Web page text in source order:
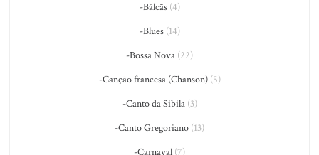
-Bálcãs(4)
-Blues(14)
-Bossa Nova (22)
-Canção francesa (Chanson)(5)
-Canto da Sibila(3)
-Canto Gregoriano (13)
-Carnaval (7)